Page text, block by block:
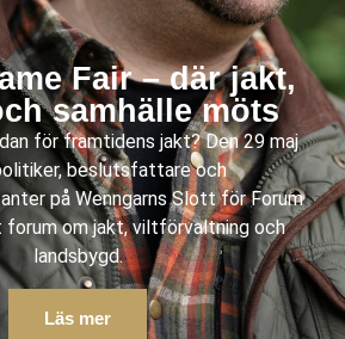
Fair – där jakt,
samhälle möts
för framtidens jakt? Den 29 maj
beslutsfattare och
på Wenngarns Slott för Forum
forum om jakt, viltförvaltning och
landsbygd.
Läs mer